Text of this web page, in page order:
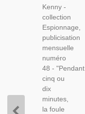
Noir,
Polar,
Roman
Policier,
Kenny -
collection
Espionnage,
publicisation
mensuelle
numéro
48 - "Pendant
cinq ou
dix
minutes,
la foule